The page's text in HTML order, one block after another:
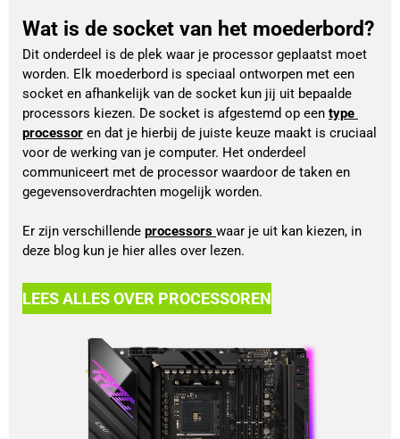
Wat is de socket van het moederbord?
Dit onderdeel is de plek waar je processor geplaatst moet
worden. Elk moederbord is speciaal ontworpen met een
socket en afhankelijk van de socket kun jij uit bepaalde
processors kiezen. De socket is afgestemd op een type
processor en dat je hierbij de juiste keuze maakt is cruciaal
voor de werking van je computer. Het onderdeel
communiceert met de processor waardoor de taken en
gegevensoverdrachten mogelijk worden.
Er zijn verschillende processors waar je uit kan kiezen, in
deze blog kun je hier alles over lezen.
LEES ALLES OVER PROCESSOREN